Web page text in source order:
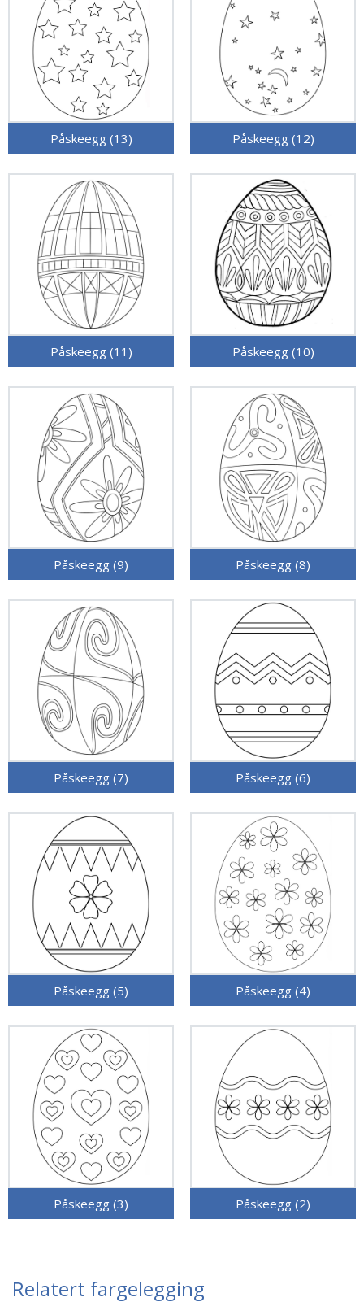
Påskeegg (13) Påskeegg (12)
Påskeegg (11) Påskeegg (10)
Påskeegg (9) Påskeegg (8)
Påskeegg (7) Påskeegg (6)
Påskeegg (5) Påskeegg (4)
Påskeegg (3) Påskeegg (2)
Relatert fargelegging